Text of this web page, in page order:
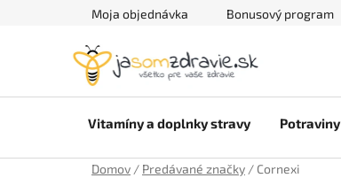
Moja objednávka Bonusový program
Vitamíny a doplnky stravy Potraviny
Domov / Predávané značky / Cornexi